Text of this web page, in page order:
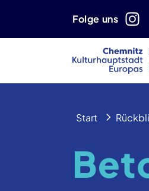
Folge uns
Start